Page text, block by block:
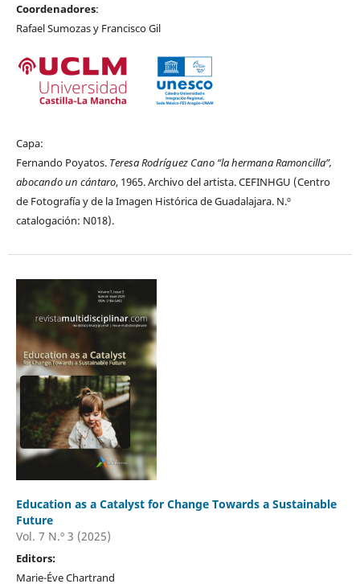
Coordenadores:
Rafael Sumozas y Francisco Gil
Capa:
Fernando Poyatos. Teresa Rodríguez Cano “la hermana Ramoncilla”,
abocando un cántaro, 1965. Archivo del artista. CEFINHGU (Centro
de Fotografía y de la Imagen Histórica de Guadalajara. N.º
catalogación: N018).
Education as a Catalyst for Change Towards a Sustainable
Future
Vol. 7 N.º 3 (2025)
Editors:
Marie-Éve Chartrand